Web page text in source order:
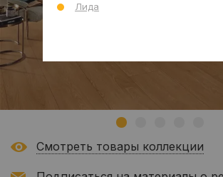
Смотреть товары коллекции
Лида